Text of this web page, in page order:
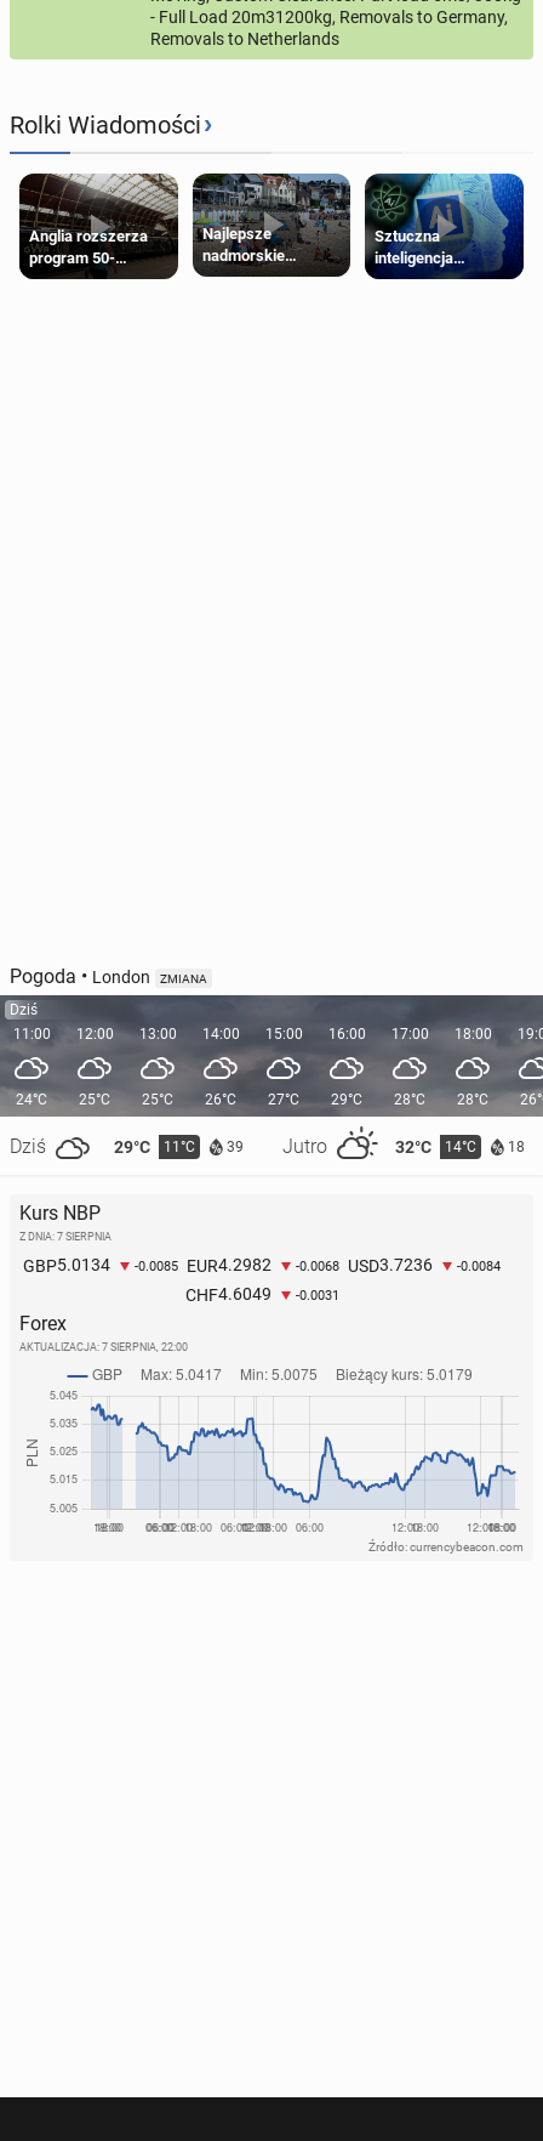
- Full Load 20m31200kg, Removals to Germany,
Removals to Netherlands
Rolki Wiadomości›
Anglia rozszerza
program 50-
procentowych
Najlepsze
nadmorskie
miasteczko blisko
Sztuczna
inteligencja
próbowała oszukać
Pogoda • London ZMIANA
Dziś
11:00
24°C
Dziś 29°C 11°C 39 Jutro 32°C 14°C 18
12:00
25°C
13:00
25°C
14:00
26°C
15:00
27°C
16:00
29°C
17:00
28°C
18:00
28°C
Kurs NBP
Z DNIA: 7 SIERPNIA
GBP5.0134 -0.0085 EUR4.2982 -0.0068 USD3.7236 -0.0084
CHF4.6049 -0.0031
Forex
AKTUALIZACJA: 7 SIERPNIA, 22:00
Źródło: currencybeacon.com